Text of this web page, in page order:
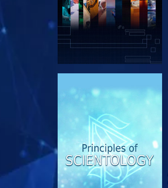
DÉCOUVRIR LES SÉRIES